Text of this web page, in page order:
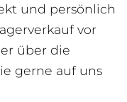
und persönlich
vor
über die
gerne auf uns